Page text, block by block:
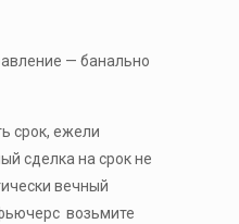
— банально
срок, ежели
сделка на срок не
вечный
возьмите